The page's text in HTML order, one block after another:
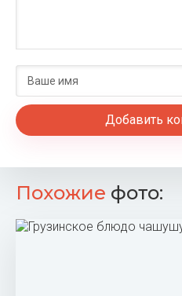
Добавить
Похожие фото: